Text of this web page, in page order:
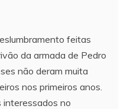
feitas
da armada de Pedro
não deram muita
nos primeiros anos.
no